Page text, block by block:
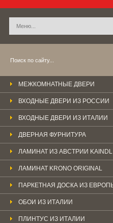
МЕЖКОМНАТНЫЕ ДВЕРИ
ВХОДНЫЕ ДВЕРИ ИЗ РОССИИ
ВХОДНЫЕ ДВЕРИ ИЗ ИТАЛИИ
ДВЕРНАЯ ФУРНИТУРА
ЛАМИНАТ ИЗ АВСТРИИ KAINDL
ЛАМИНАТ KRONO ORIGINAL
ПАРКЕТНАЯ ДОСКА ИЗ
ОБОИ ИЗ ИТАЛИИ
ПЛИНТУС ИЗ ИТАЛИИ